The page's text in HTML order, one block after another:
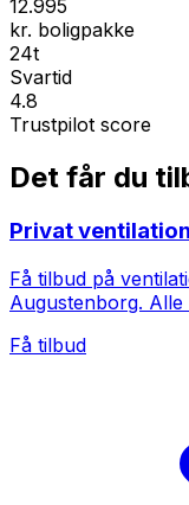
12.995
kr. boligpakke
24t
Svartid
4.8
Trustpilot score
Det får du
Privat ventilation
Få tilbud på
Augustenborg.
Få tilbud